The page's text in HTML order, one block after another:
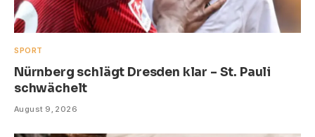
SPORT
Nürnberg schlägt Dresden klar – St. Pauli
schwächelt
August 9, 2026